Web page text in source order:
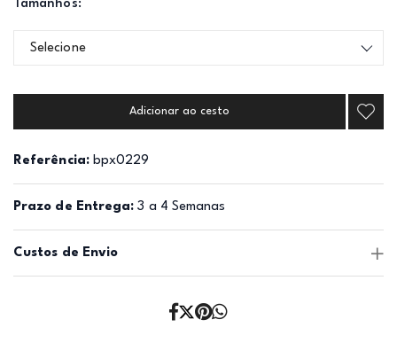
Tamanhos:
Selecione
Adicionar ao cesto
Referência: bpx0229
Prazo de Entrega: 3 a 4 Semanas
Custos de Envio